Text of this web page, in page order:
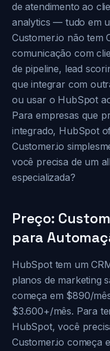
de atendimento ao
analytics — tudo em
Customer.io não tem
comunicação com
de pipeline, lead
que integrar com
ou usar o HubSpot
Para empresas que
integrado, HubSpot
Customer.io
você precisa de um
especializada?
Preço:
para
HubSpot tem um
planos de marketing
começa em $890/
$3.600+/mês. Para
HubSpot, você
Customer.io começa